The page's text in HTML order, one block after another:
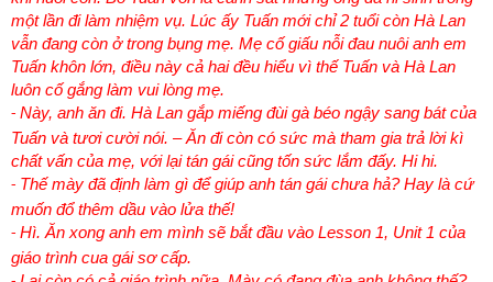
một lần đi làm nhiệm vụ. Lúc ấy Tuấn mới chỉ 2 tuổi còn Hà Lan
vẫn đang còn ở trong bụng mẹ. Mẹ cố giấu nỗi đau nuôi anh em
Tuấn khôn lớn, điều này cả hai đều hiểu vì thế Tuấn và Hà Lan
luôn cố gắng làm vui lòng mẹ.
- Này, anh ăn đi. Hà Lan gắp miếng đùi gà béo ngậy sang bát của
Tuấn và tươi cười nói. – Ăn đi còn có sức mà tham gia trả lời kì
chất vấn của mẹ, với lại tán gái cũng tốn sức lắm đấy. Hi hi.
- Thế mày đã định làm gì để giúp anh tán gái chưa hả? Hay là cứ
muốn đổ thêm dầu vào lửa thế!
- Hì. Ăn xong anh em mình sẽ bắt đầu vào Lesson 1, Unit 1 của
giáo trình cua gái sơ cấp.